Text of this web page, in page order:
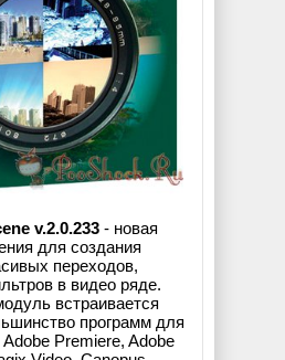
v.2.0.233 - новая
для создания
переходов,
в видео ряде.
встраивается
программ для
Premiere, Adobe